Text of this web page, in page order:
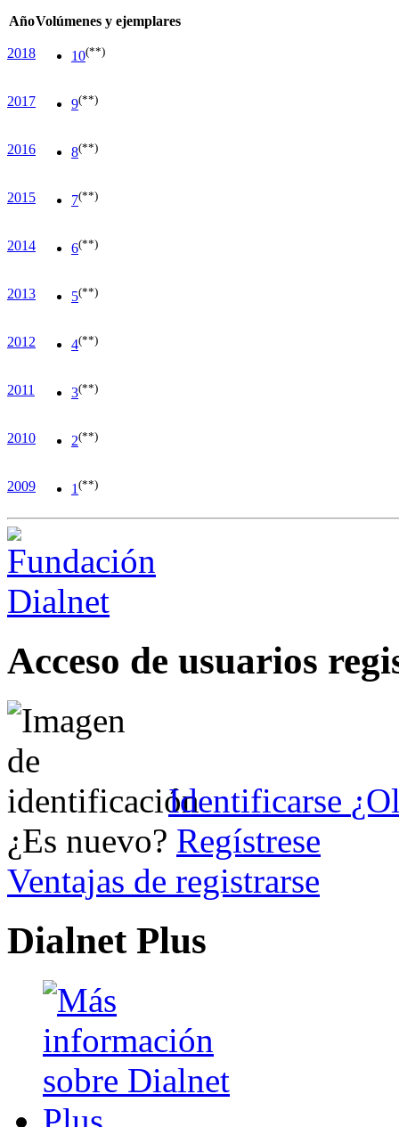
AñoVolúmenes y ejemplares
2018 10(**)
2017 9(**)
2016 8(**)
2015 7(**)
2014 6(**)
2013 5(**)
2012 4(**)
2011 3(**)
2010 2(**)
2009 1 (**)
Acceso de usuarios
Identificarse
¿Es nuevo? Regístrese
Ventajas de registrarse
Dialnet Plus